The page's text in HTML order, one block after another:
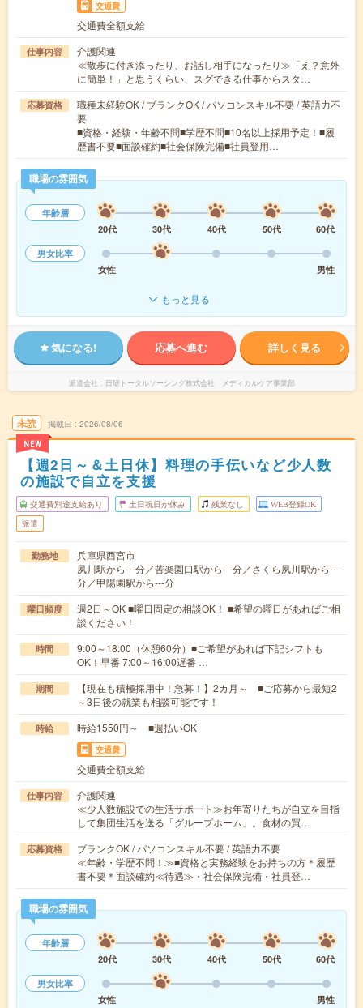
交通費
交通費全額支給
仕事内容
介護関連
≪散歩に付き添ったり、お話し相手になったり≫「え？意外
に簡単！」と思うくらい、スグできる仕事からスタ…
応募資格
職種未経験OK / ブランクOK / パソコンスキル不要 / 英語力不
要
■資格・経験・年齢不問■学歴不問■10名以上採用予定！■履
歴書不要■面談確約■社会保険完備■社員登用…
職場の雰囲気
年齢層
20代
30代 40代 50代
60代
男女比率
女性
男性
もっと見る
気になる! 応募へ進む 詳しく見る
派遣会社 日研トータルソーシング株式会社 メディカルケア事業部
未読
NEW
掲載日 2026/08/06
【週2日～＆土日休】料理の手伝いなど少人数
の施設で自立を支援
交通費別途支給あり 土日祝日が休み 残業なし WEB登録OK
派遣
勤務地
兵庫県西宮市
夙川駅から---分／苦楽園口駅から---分／さくら夙川駅から---
分／甲陽園駅から---分
曜日頻度
週2日～OK ■曜日固定の相談OK！ ■希望の曜日があればご相
談ください！
時間
9:00～18:00（休憩60分）■ご希望があれば下記シフトも
OK！早番 7:00～16:00遅番 …
期間
【現在も積極採用中！急募！】2カ月～ ■ご応募から最短2
～3日後の就業も相談可能です！
時給 時給1550円～ ■週払いOK
交通費
交通費全額支給
仕事内容
介護関連
≪少人数施設での生活サポート≫お年寄りたちが自立を目指
して集団生活を送る「グループホーム」。食材の買…
応募資格
ブランクOK / パソコンスキル不要 / 英語力不要
≪年齢・学歴不問！≫■資格と実務経験をお持ちの方＊履歴
書不要＊面談確約≪待遇≫・社会保険完備・社員登…
職場の雰囲気
年齢層
20代
30代 40代 50代
60代
男女比率
女性
男性